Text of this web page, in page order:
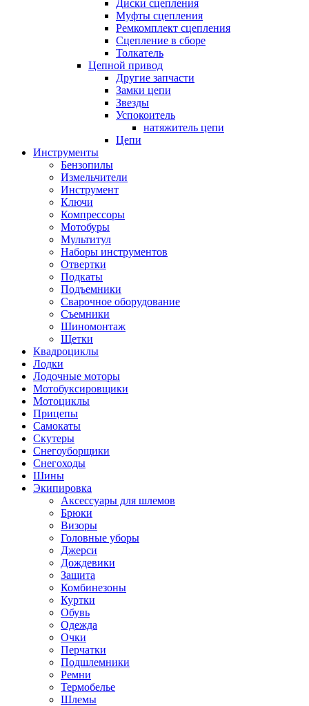
Диски сцепления
Муфты сцепления
Ремкомплект сцепления
Сцепление в сборе
Толкатель
Цепной привод
Другие запчасти
Замки цепи
Звезды
Успокоитель
натяжитель цепи
Цепи
Инструменты
Бензопилы
Измельчители
Инструмент
Ключи
Компрессоры
Мотобуры
Мультитул
Наборы инструментов
Отвертки
Подкаты
Подъемники
Сварочное оборудование
Съемники
Шиномонтаж
Щетки
Квадроциклы
Лодки
Лодочные моторы
Мотобуксировщики
Мотоциклы
Прицепы
Самокаты
Скутеры
Снегоуборщики
Снегоходы
Шины
Экипировка
Аксессуары для шлемов
Брюки
Визоры
Головные уборы
Джерси
Дождевики
Защита
Комбинезоны
Куртки
Обувь
Одежда
Очки
Перчатки
Подшлемники
Ремни
Термобелье
Шлемы